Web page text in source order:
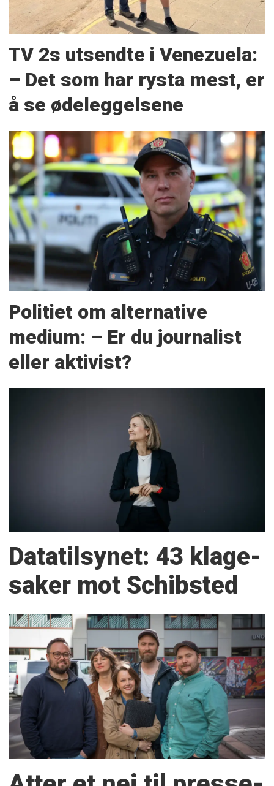
TV 2s utsendte i Venezuela:
– Det som har rysta mest, er
å se ødeleggelsene
Politiet om alternative
medium: – Er du journalist
eller aktivist?
Datatilsynet: 43 klage­
saker mot Schibsted